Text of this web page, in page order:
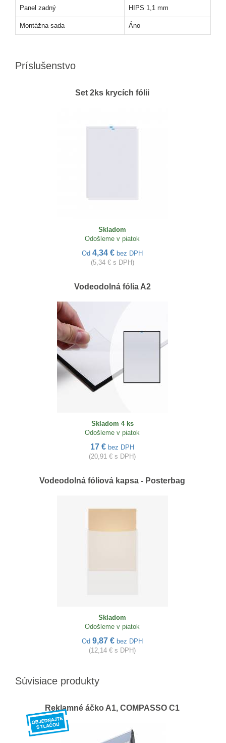
Panel zadný HIPS 1,1 mm
Montážna sada Áno
Príslušenstvo
Set 2ks krycích fólii
Skladom
Odošleme v piatok
Od 4,34 € bez DPH
(5,34 € s DPH)
Vodeodolná fólia A2
Skladom 4 ks
Odošleme v piatok
17 € bez DPH
(20,91 € s DPH)
Vodeodolná fóliová kapsa - Posterbag
Skladom
Odošleme v piatok
Od 9,87 € bez DPH
(12,14 € s DPH)
Súvisiace produkty
Reklamné áčko A1, COMPASSO C1